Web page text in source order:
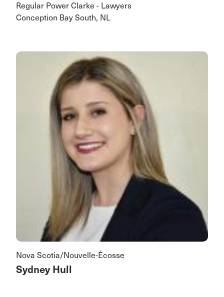
Regular Power Clarke - Lawyers
Conception Bay South, NL
Nova Scotia/Nouvelle-Écosse
Sydney Hull